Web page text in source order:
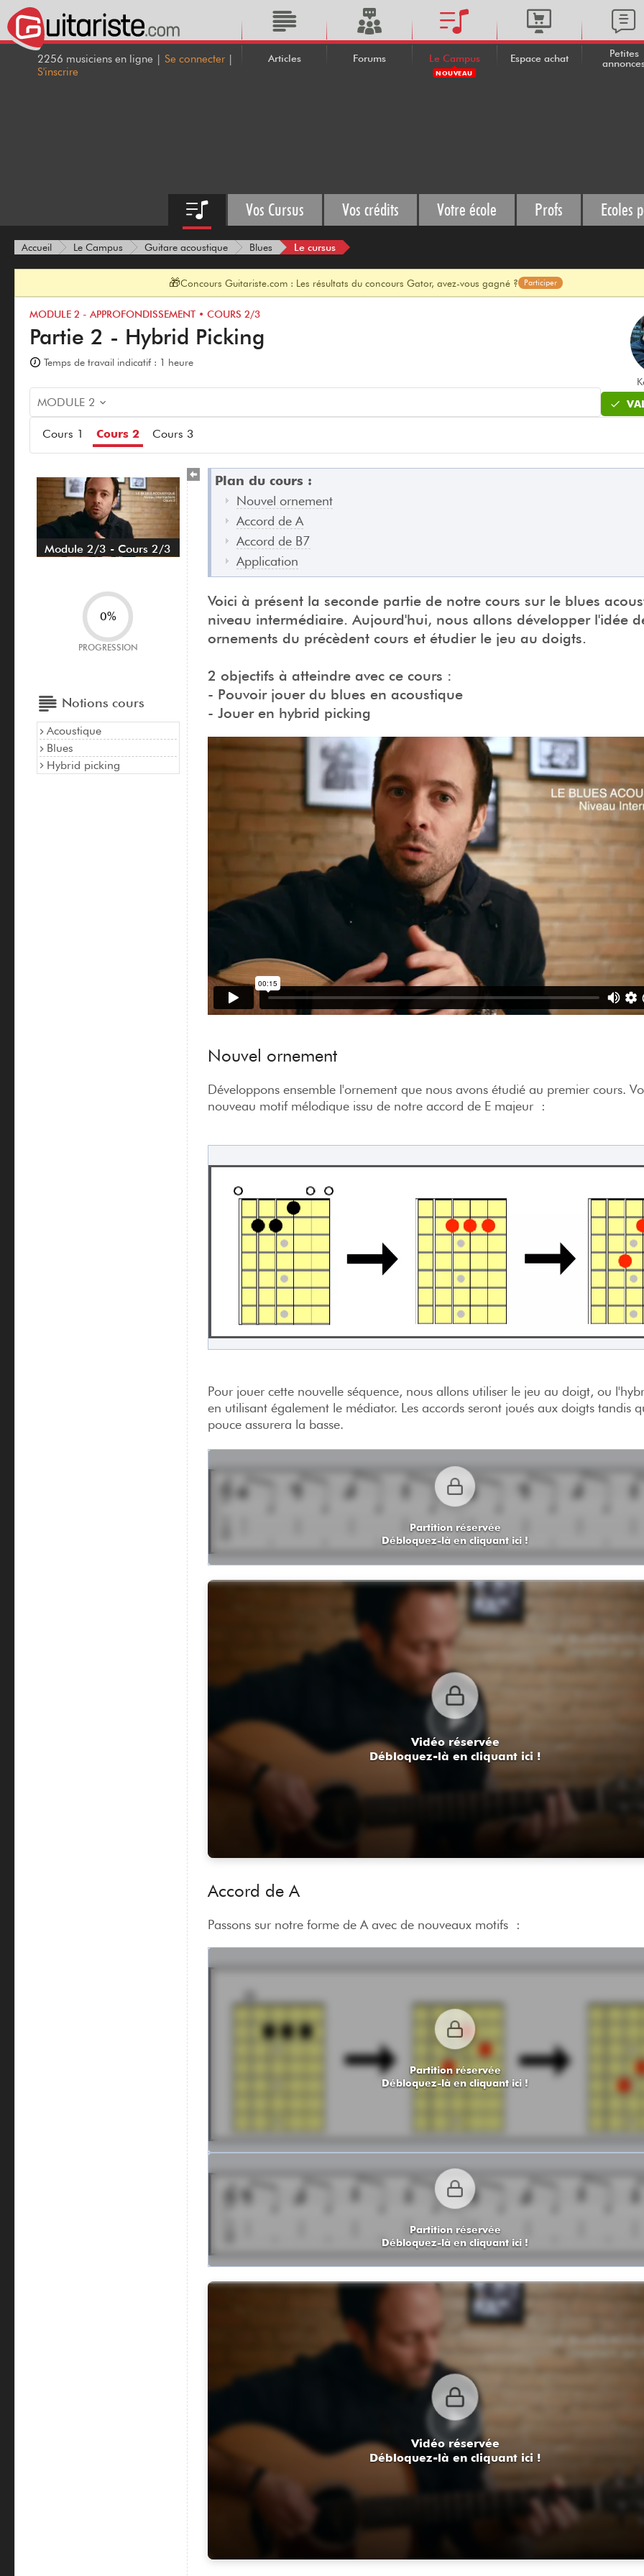
2256 musiciens en ligne | Se connecter |
S'inscrire
Articles Forums Le Campus
NOUVEAU
Espace achat
Petites
Vos Cursus Vos crédits Votre école Profs Ecoles
Accueil Le Campus Guitare acoustique Blues Le cursus
🎁Concours Guitariste.com : Les résultats du concours Gator, avez-vous gagné ? Participer
MODULE 2 - APPROFONDISSEMENT • COURS 2/3
Partie 2 - Hybrid Picking
Temps de travail indicatif : 1 heure
MODULE 2
Cours 1 Cours 2 Cours 3
Plan du cours :
Nouvel ornement
Accord de A
Accord de B7
Application
Voici à présent la seconde partie de notre cours sur le blues
niveau intermédiaire. Aujourd'hui, nous allons développer l'idée
ornements du précèdent cours et étudier le jeu au doigts.
2 objectifs à atteindre avec ce cours :
- Pouvoir jouer du blues en acoustique
- Jouer en hybrid picking
Nouvel ornement
Développons ensemble l'ornement que nous avons étudié au premier cours.
nouveau motif mélodique issu de notre accord de E majeur :
Pour jouer cette nouvelle séquence, nous allons utiliser le jeu au doigt, ou
en utilisant également le médiator. Les accords seront joués aux doigts tandis
pouce assurera la basse.
Partition réservée
Débloquez-là en cliquant ici !
Vidéo réservée
Débloquez-là en cliquant ici !
Accord de A
Passons sur notre forme de A avec de nouveaux motifs :
Partition réservée
Débloquez-là en cliquant ici !
Partition réservée
Débloquez-là en cliquant ici !
Vidéo réservée
Débloquez-là en cliquant ici !
Module 2/3 - Cours 2/3
0%
PROGRESSION
Notions cours
Acoustique
Blues
Hybrid picking